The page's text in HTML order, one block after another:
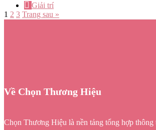
Giải trí
1 2 3 Trang sau »
Về Chọn Thương Hiệu
Chọn Thương Hiệu là nền tảng tổng hợp thông